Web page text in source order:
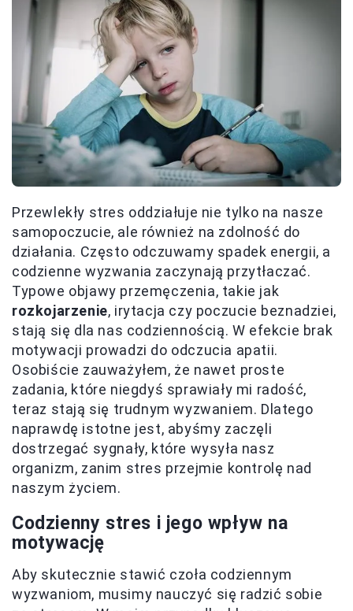
Przewlekły stres oddziałuje nie tylko na nasze
samopoczucie, ale również na zdolność do
działania. Często odczuwamy spadek energii, a
codzienne wyzwania zaczynają przytłaczać.
Typowe objawy przemęczenia, takie jak
rozkojarzenie, irytacja czy poczucie beznadziei,
stają się dla nas codziennością. W efekcie brak
motywacji prowadzi do odczucia apatii.
Osobiście zauważyłem, że nawet proste
zadania, które niegdyś sprawiały mi radość,
teraz stają się trudnym wyzwaniem. Dlatego
naprawdę istotne jest, abyśmy zaczęli
dostrzegać sygnały, które wysyła nasz
organizm, zanim stres przejmie kontrolę nad
naszym życiem.
Codzienny stres i jego wpływ na
motywację
Aby skutecznie stawić czoła codziennym
wyzwaniom, musimy nauczyć się radzić sobie